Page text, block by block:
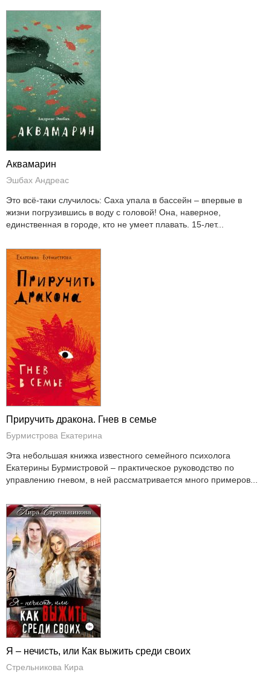
Аквамарин
Эшбах Андреас
Это всё-таки случилось: Саха упала в бассейн – впервые в
жизни погрузившись в воду с головой! Она, наверное,
единственная в городе, кто не умеет плавать. 15-лет...
Приручить дракона. Гнев в семье
Бурмистрова Екатерина
Эта небольшая книжка известного семейного психолога
Екатерины Бурмистровой – практическое руководство по
управлению гневом, в ней рассматривается много примеров...
Я – нечисть, или Как выжить среди своих
Стрельникова Кира